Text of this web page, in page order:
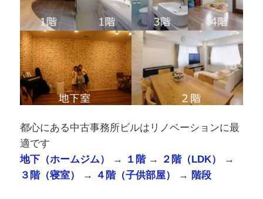
都心にある中古事務所ビルはリノベーションに最
適です
地下（ホームジム）
→ １階→ ２階（LDK）
→
３階（寝室）
→ ４階（子供部屋） → 階段